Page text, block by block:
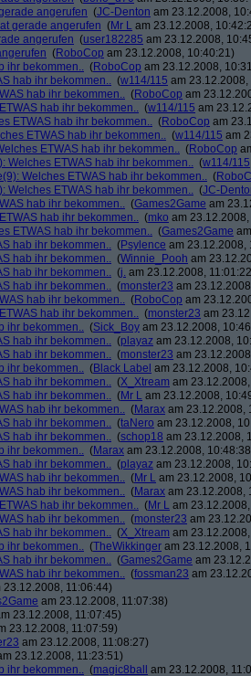
angerufen (JC-Denton am 23.12.2008,
gerade angerufen (Mr L am 23.12.2008,
angerufen (user182285 am 23.12.2008,
(RoboCop am 23.12.2008, 10:40:21)
ihr bekommen.. (RoboCop am 23.12.2008,
hab ihr bekommen.. (w114/115 am
hab ihr bekommen.. (RoboCop am
hab ihr bekommen.. (w114/115 am
ETWAS hab ihr bekommen.. (RoboCop am
ETWAS hab ihr bekommen.. (w114/115 am
ETWAS hab ihr bekommen.. (RoboCop
Welches ETWAS hab ihr bekommen.. (w114/115
Welches ETWAS hab ihr bekommen.. (
Welches ETWAS hab ihr bekommen.. (JC-
hab ihr bekommen.. (Games2Game am
hab ihr bekommen.. (mko am
ETWAS hab ihr bekommen.. (Games2Game
hab ihr bekommen.. (Psylence am 23.12.2008,
hab ihr bekommen.. (Winnie_Pooh am
hab ihr bekommen.. (j. am 23.12.2008,
hab ihr bekommen.. (monster23 am
hab ihr bekommen.. (RoboCop am
hab ihr bekommen.. (monster23 am
ihr bekommen.. (Sick_Boy am 23.12.2008,
hab ihr bekommen.. (playaz am 23.12.2008,
hab ihr bekommen.. (monster23 am
ihr bekommen.. (Black Label am 23.12.2008,
hab ihr bekommen.. (X_Xtream am
hab ihr bekommen.. (Mr L am 23.12.2008,
hab ihr bekommen.. (Marax am 23.12.2008,
hab ihr bekommen.. (taNero am 23.12.2008,
hab ihr bekommen.. (schop18 am 23.12.2008,
ihr bekommen.. (Marax am 23.12.2008,
hab ihr bekommen.. (playaz am 23.12.2008,
hab ihr bekommen.. (Mr L am 23.12.2008,
hab ihr bekommen.. (Marax am 23.12.2008,
hab ihr bekommen.. (Mr L am
hab ihr bekommen.. (monster23 am
hab ihr bekommen.. (X_Xtream am
ihr bekommen.. (TheWikkinger am 23.12.2008,
hab ihr bekommen.. (Games2Game am
hab ihr bekommen.. (fossman23 am
23.12.2008, 11:06:44)
am 23.12.2008, 11:07:38)
23.12.2008, 11:07:45)
23.12.2008, 11:07:59)
am 23.12.2008, 11:08:27)
23.12.2008, 11:23:51)
ihr bekommen.. (magic8ball
am 23.12.2008,